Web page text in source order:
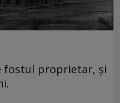
fostul proprietar, și